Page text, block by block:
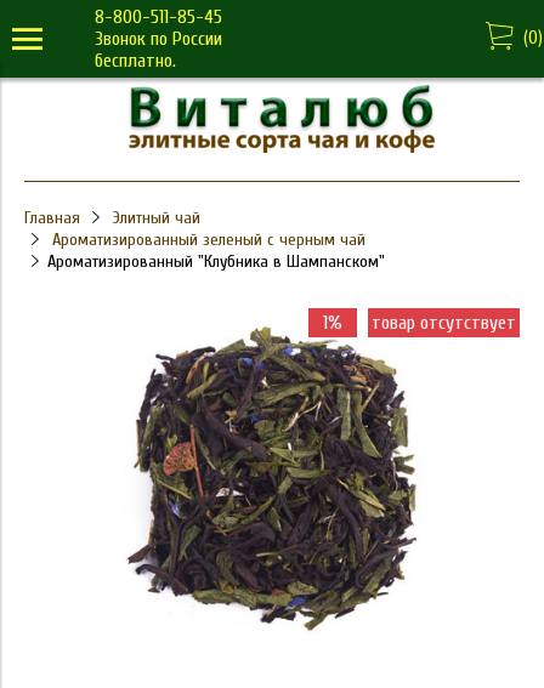
8-800-511-85-45
Звонок по России
бесплатно.
(0)
Главная
Элитный чай
Ароматизированный зеленый с черным чай
Ароматизированный "Клубника в Шампанском"
1% товар отсутствует